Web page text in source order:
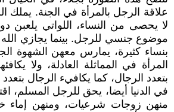
علاقة الرجل بالمرأة في الجنة. يملك
لا يحصى من النساء، اللواتي يلعبن
موضوع جنسي للرجل. بينما يجازي
بنساء كثيرة، يمارس معهن الشهوة
المرأة في المماثلة العادلة، ولا
بتعدد الرجال، كما يكافيء الرجال بتعدد
في الدنيا أيضا، يحق للرجل المسلم،
منهن زوجات شرعيات، ومنهن إماء